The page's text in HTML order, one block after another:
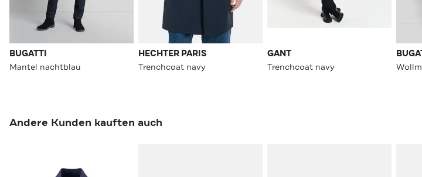
BUGATTI
Mantel nachtblau
HECHTER PARIS
Trenchcoat navy
GANT
Trenchcoat navy
Andere Kunden kauften auch